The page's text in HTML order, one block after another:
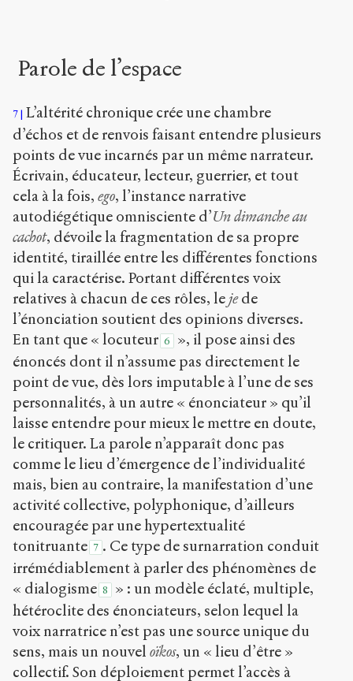
Parole de l’espace
7 L’altérité chronique crée une chambre
d’échos et de renvois faisant entendre plusieurs
points de vue incarnés par un même narrateur.
Écrivain, éducateur, lecteur, guerrier, et tout
cela à la fois, ego, l’instance narrative
autodiégétique omnisciente d’Un dimanche au
cachot, dévoile la fragmentation de sa propre
identité, tiraillée entre les différentes fonctions
qui la caractérise. Portant différentes voix
relatives à chacun de ces rôles, le jede
l’énonciation soutient des opinions diverses.
En tant que « locuteur 6
», il pose ainsi des
énoncés dont il n’assume pas directement le
point de vue, dès lors imputable à l’une de ses
personnalités, à un autre « énonciateur » qu’il
laisse entendre pour mieux le mettre en doute,
le critiquer. La parole n’apparaît donc pas
comme le lieu d’émergence de l’individualité
mais, bien au contraire, la manifestation d’une
activité collective, polyphonique, d’ailleurs
encouragée par une hypertextualité
tonitruante 7 . Ce type de surnarration conduit
irrémédiablement à parler des phénomènes de
« dialogisme 8
» : un modèle éclaté, multiple,
hétéroclite des énonciateurs, selon lequel la
voix narratrice n’est pas une source unique du
sens, mais un nouvel oïkos, un « lieu d’être »
collectif. Son déploiement permet l’accès à